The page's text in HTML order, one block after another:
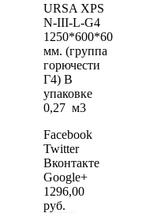
URSA XPS
N-III-L-G4
1250*600*60
мм. (группа
горючести
Г4) В
упаковке
0,27 м3
Facebook
Twitter
Вконтакте
Google+
1296,00
руб.